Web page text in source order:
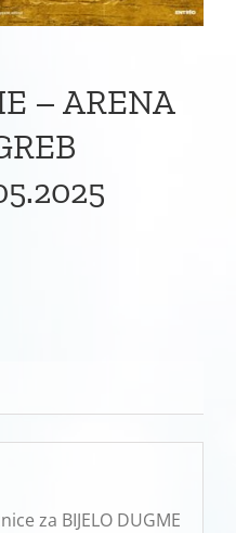
– ARENA
za BIJELO DUGME